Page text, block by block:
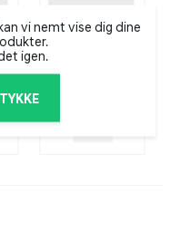
vi nemt vise dig dine
igen.